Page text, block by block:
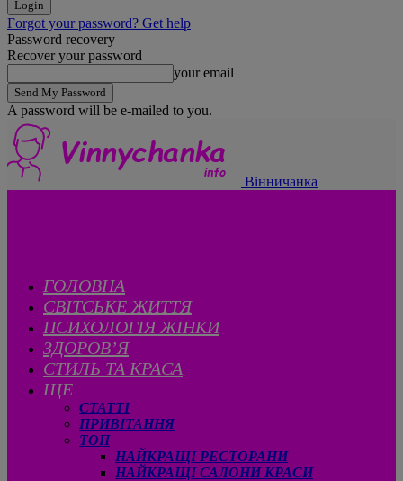
Forgot your password? Get help
Password recovery
Recover your password
your email
A password will be e-mailed to you.
Вінничанка
ГОЛОВНА
CВІТСЬКЕ ЖИТТЯ
ПСИХОЛОГІЯ ЖІНКИ
ЗДОРОВ’Я
СТИЛЬ ТА КРАСА
ЩЕ
СТАТТІ
ПРИВІТАННЯ
ТОП
НАЙКРАЩІ РЕСТОРАНИ
НАЙКРАЩІ САЛОНИ КРАСИ